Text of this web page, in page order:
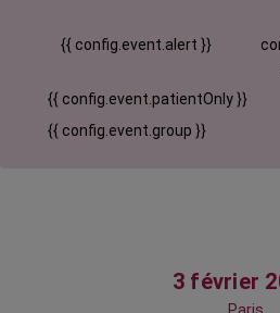
{{ config.event.alert }}
{{ config.event.patientOnly }}
{{ config.event.group }}
3 février